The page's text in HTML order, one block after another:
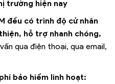
trường hiện nay
đều có trình độ cử nhân
hỗ trợ nhanh chóng,
qua điện thoại, qua email,
bảo hiểm linh hoạt: